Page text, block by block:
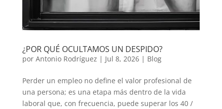
¿POR QUÉ OCULTAMOS UN DESPIDO?
por Antonio Rodríguez | Jul 8, 2026| Blog
Perder un empleo no define el valor profesional de
una persona; es una etapa más dentro de la vida
laboral que, con frecuencia, puede superar los 40 /